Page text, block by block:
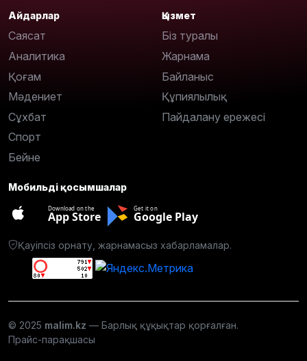
Айдарлар
Саясат
Аналитика
Қоғам
Мәдениет
Сұхбат
Спорт
Бейне
Қызмет
Біз туралы
Жарнама
Байланыс
Құпиялылық
Пайдалану ережесі
Мобильді қосымшалар
Download on the
App Store
Get it on
Google Play
Қауіпсіз орнату, жарнамасыз хабарламалар.
© 2025 malim.kz — Барлық құқықтар қорғалған.
Прайс-парақшасы